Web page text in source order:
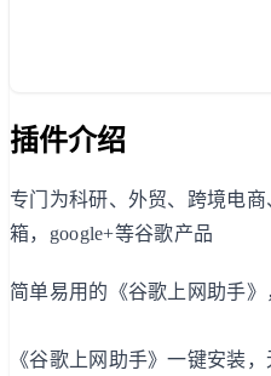
插件介绍
专门为科研、外贸、跨境电
箱，google+等谷歌产品
简单易用的《谷歌上网助手》
《谷歌上网助手》一键安装